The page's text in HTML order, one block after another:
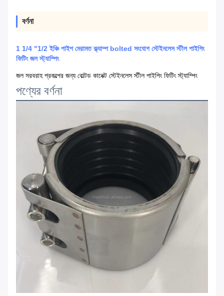
বর্ণনা
1 1/4 "1/2 ইঞ্চি পাইপ মেরামত ক্ল্যাম্প bolted সংযোগ স্টেইনলেস স্টীল পাইপিং
ফিটিং জল স্ট্যাম্পিং
জল সরবরাহ প্রকল্পের জন্য বোল্টড কানেক্ট স্টেইনলেস স্টীল পাইপিং ফিটিং স্ট্যাম্পিং
পণ্যের বর্ণনা